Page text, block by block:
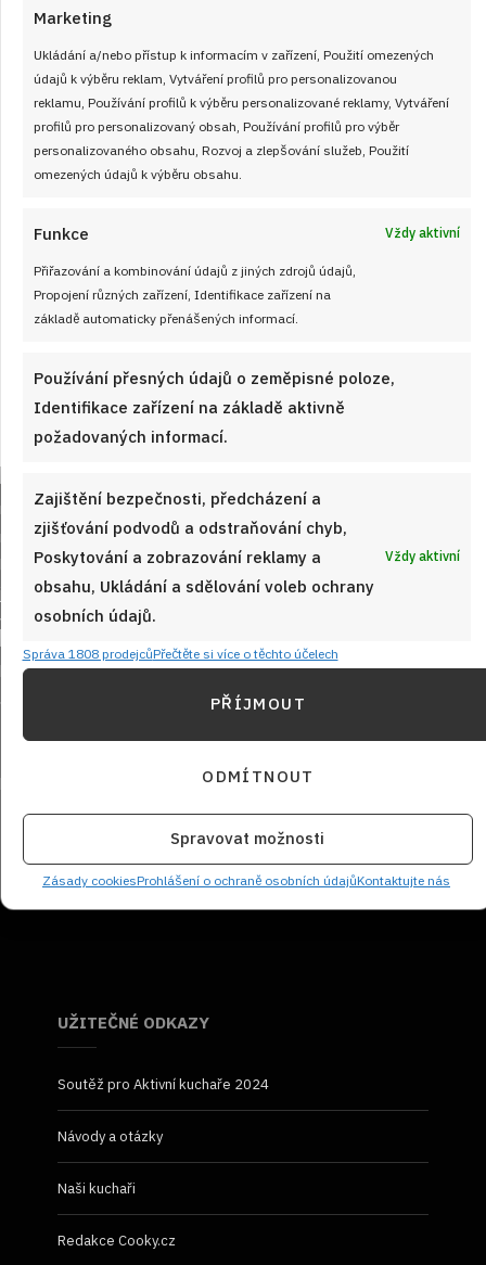
Marketing
Ukládání a/nebo přístup k informacím v zařízení, Použití omezených
údajů k výběru reklam, Vytváření profilů pro personalizovanou
reklamu, Používání profilů k výběru personalizované reklamy, Vytváření
profilů pro personalizovaný obsah, Používání profilů pro výběr
personalizovaného obsahu, Rozvoj a zlepšování služeb, Použití
omezených údajů k výběru obsahu.
Funkce Vždy aktivní
Přiřazování a kombinování údajů z jiných zdrojů údajů,
Propojení různých zařízení, Identifikace zařízení na
základě automaticky přenášených informací.
Používání přesných údajů o zeměpisné poloze,
Identifikace zařízení na základě aktivně
požadovaných informací.
Zajištění bezpečnosti, předcházení a
zjišťování podvodů a odstraňování chyb,
Poskytování a zobrazování reklamy a
obsahu, Ukládání a sdělování voleb ochrany
osobních údajů.
Vždy aktivní
Správa 1808 prodejcůPřečtěte si více o těchto účelech
PŘÍJMOUT
ODMÍTNOUT
Spravovat možnosti
Zásady cookiesProhlášení o ochraně osobních údajůKontaktujte nás
Velký test slunečnicových olejů 2026: 7
výrobků z českých obchodů se značně
liší cenou i kvalitou
NEZMEŠKEJTE ŽÁDNÝ RECEPT!
UŽITEČNÉ ODKAZY
Soutěž pro Aktivní kuchaře 2024
Návody a otázky
Naši kuchaři
Redakce Cooky.cz